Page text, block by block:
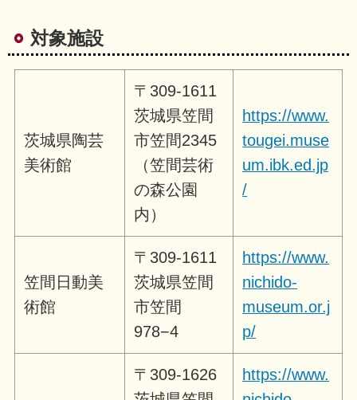
対象施設
茨城県陶芸
美術館
〒309-1611
茨城県笠間
市笠間2345
（笠間芸術
の森公園
内）
https://www.
tougei.muse
um.ibk.ed.jp
/
笠間日動美
術館
〒309-1611
茨城県笠間
市笠間
978−4
https://www.
nichido-
museum.or.j
p/
〒309-1626
https://www.